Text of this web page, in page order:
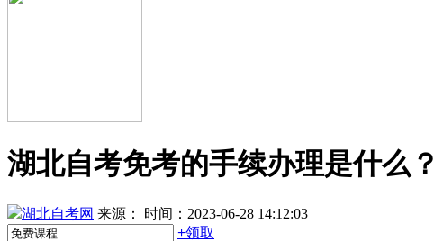
湖北自考免考的手续办理是什么？
湖北自考网 来源：
时间：2023-06-28 14:12:03
+领取